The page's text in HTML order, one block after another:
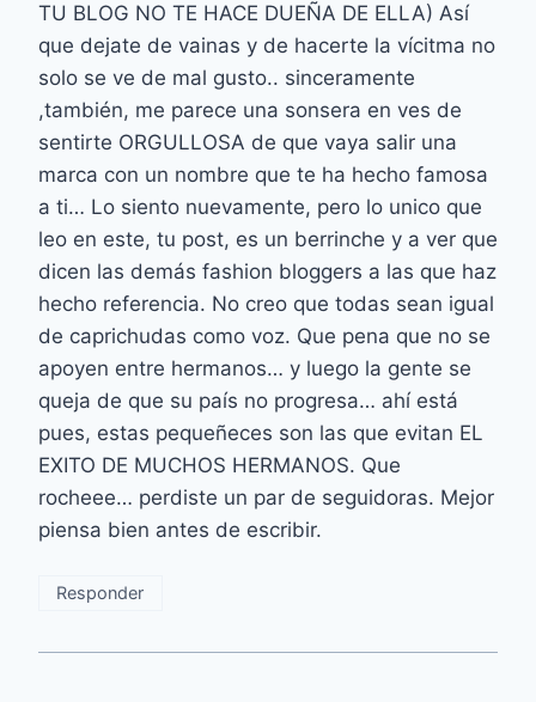
TU BLOG NO TE HACE DUEÑA DE ELLA) Así
que dejate de vainas y de hacerte la vícitma no
solo se ve de mal gusto.. sinceramente
,también, me parece una sonsera en ves de
sentirte ORGULLOSA de que vaya salir una
marca con un nombre que te ha hecho famosa
a ti… Lo siento nuevamente, pero lo unico que
leo en este, tu post, es un berrinche y a ver que
dicen las demás fashion bloggers a las que haz
hecho referencia. No creo que todas sean igual
de caprichudas como voz. Que pena que no se
apoyen entre hermanos… y luego la gente se
queja de que su país no progresa… ahí está
pues, estas pequeñeces son las que evitan EL
EXITO DE MUCHOS HERMANOS. Que
rocheee… perdiste un par de seguidoras. Mejor
piensa bien antes de escribir.
Responder